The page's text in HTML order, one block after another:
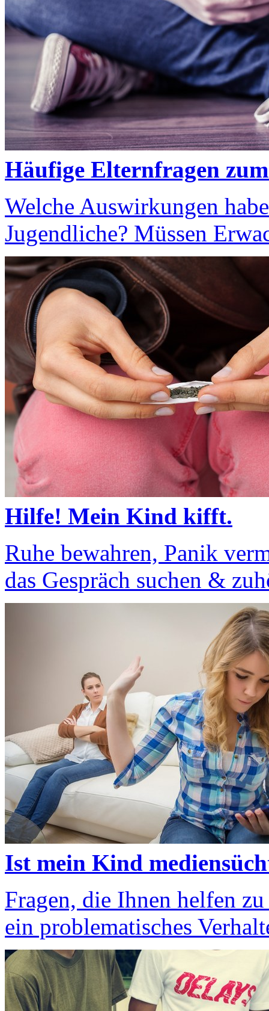
Häufige Elternfragen
Welche Auswirkungen
Jugendliche? Müssen
Hilfe! Mein Kind kifft.
Ruhe bewahren, Panik
das Gespräch suchen &
Ist mein Kind
Fragen, die Ihnen helfen
ein problematisches